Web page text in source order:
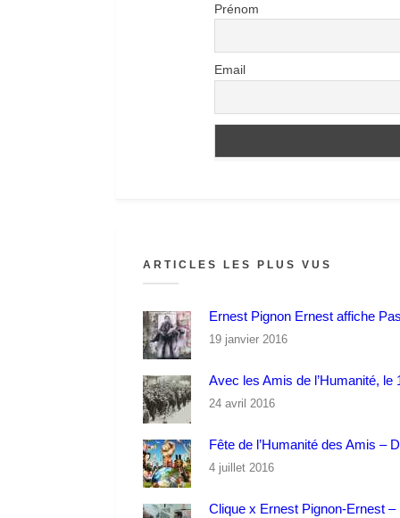
Prénom
Email
ARTICLES LES PLUS VUS
Ernest Pignon Ernest affiche
19 janvier 2016
Avec les Amis de l’Humanité, le
24 avril 2016
Fête de l’Humanité des Amis –
4 juillet 2016
Clique x Ernest Pignon-Ernest